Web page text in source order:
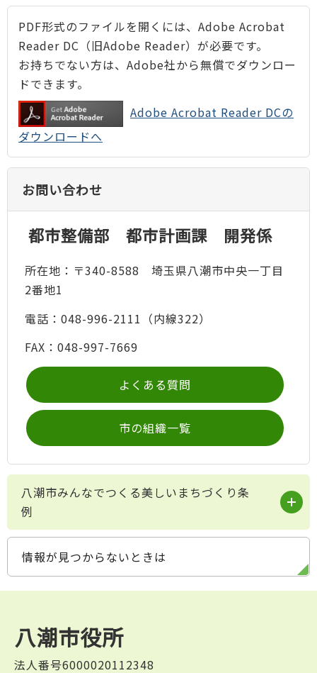
PDF形式のファイルを開くには、Adobe Acrobat
Reader DC（旧Adobe Reader）が必要です。
お持ちでない方は、Adobe社から無償でダウンロー
ドできます。
Adobe Acrobat Reader DCの
ダウンロードへ
お問い合わせ
都市整備部 都市計画課 開発係
所在地：〒340-8588 埼玉県八潮市中央一丁目
2番地1
電話：048-996-2111（内線322）
FAX：048-997-7669
よくある質問
市の組織一覧
八潮市みんなでつくる美しいまちづくり条
例
情報が見つからないときは
八潮市役所
法人番号6000020112348